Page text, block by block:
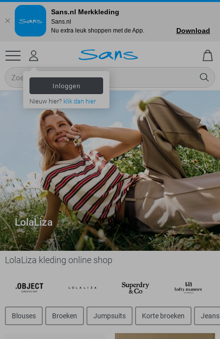
Inloggen
Nieuw hier? klik dan hier
LolaLiza
LolaLiza kleding online shop
Blouses Broeken Jumpsuits Korte broeken Jeans
Sans.nl Merkkleding
Sans.nl
Nu extra leuk shoppen met de App.
Download